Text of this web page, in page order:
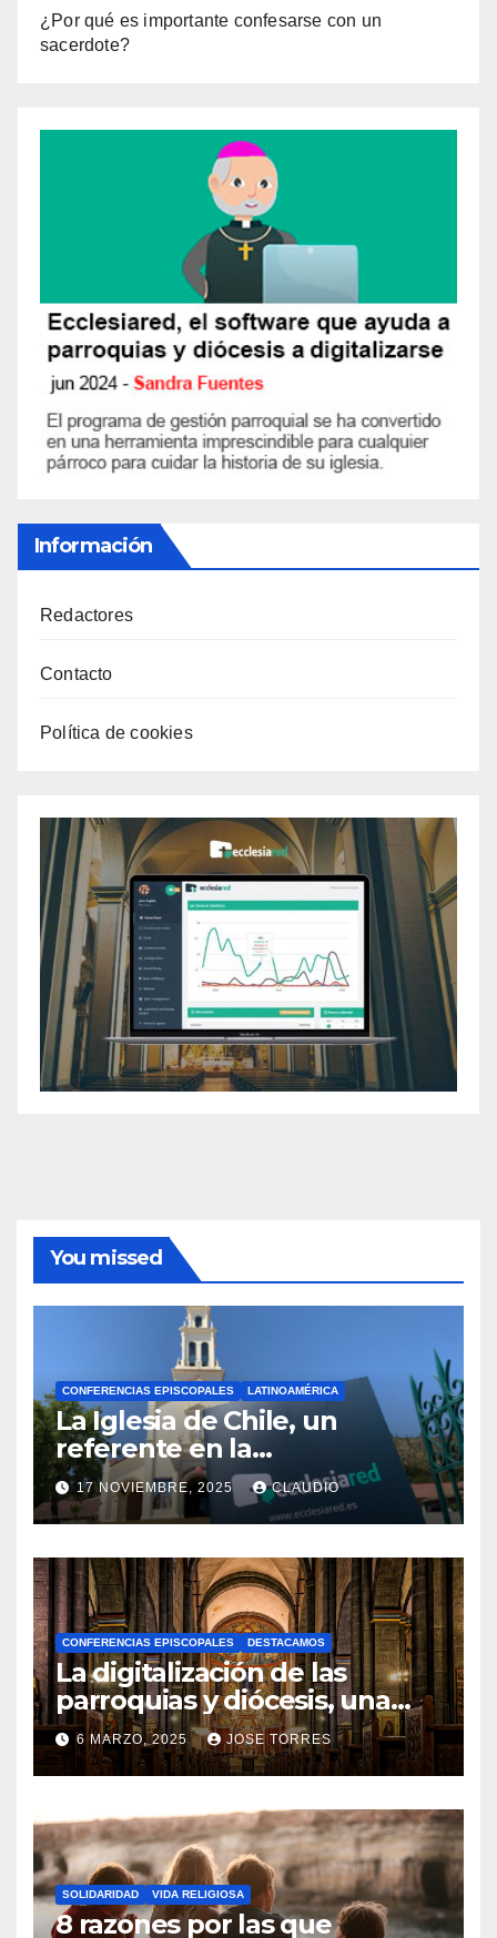
¿Por qué es importante confesarse con un
sacerdote?
Información
Redactores
Contacto
Política de cookies
You missed
CONFERENCIAS EPISCOPALES LATINOAMÉRICA
La Iglesia de Chile, un
referente en la
transformación digital
gracias a Ecclesiared
17 NOVIEMBRE, 2025 CLAUDIO
N
O
H
A
Y
C
O
M
N
T
A
R
CONFERENCIAS EPISCOPALES DESTACAMOS
La digitalización de las
parroquias y diócesis, una
realidad ya para el futuro de
la Iglesia
6 MARZO, 2025 JOSE TORRES
N
O
H
A
Y
SOLIDARIDAD VIDA RELIGIOSA
8 razones por las que